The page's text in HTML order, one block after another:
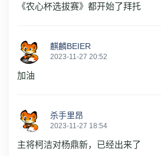
《农心杯选拔赛》都开始了拜托
麒麟BEIER
2023-11-27 20:52
加油
杀手里昂
2023-11-27 18:54
主将柯洁对杨鼎新，已经出来了